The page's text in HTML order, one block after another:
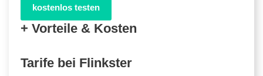
kostenlos testen
+ Vorteile & Kosten
Tarife bei Flinkster